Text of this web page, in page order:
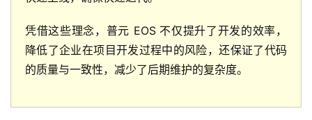
凭借这些理念，普元 EOS 不仅提升了开发的效率，
降低了企业在项目开发过程中的风险，还保证了代码
的质量与一致性，减少了后期维护的复杂度。